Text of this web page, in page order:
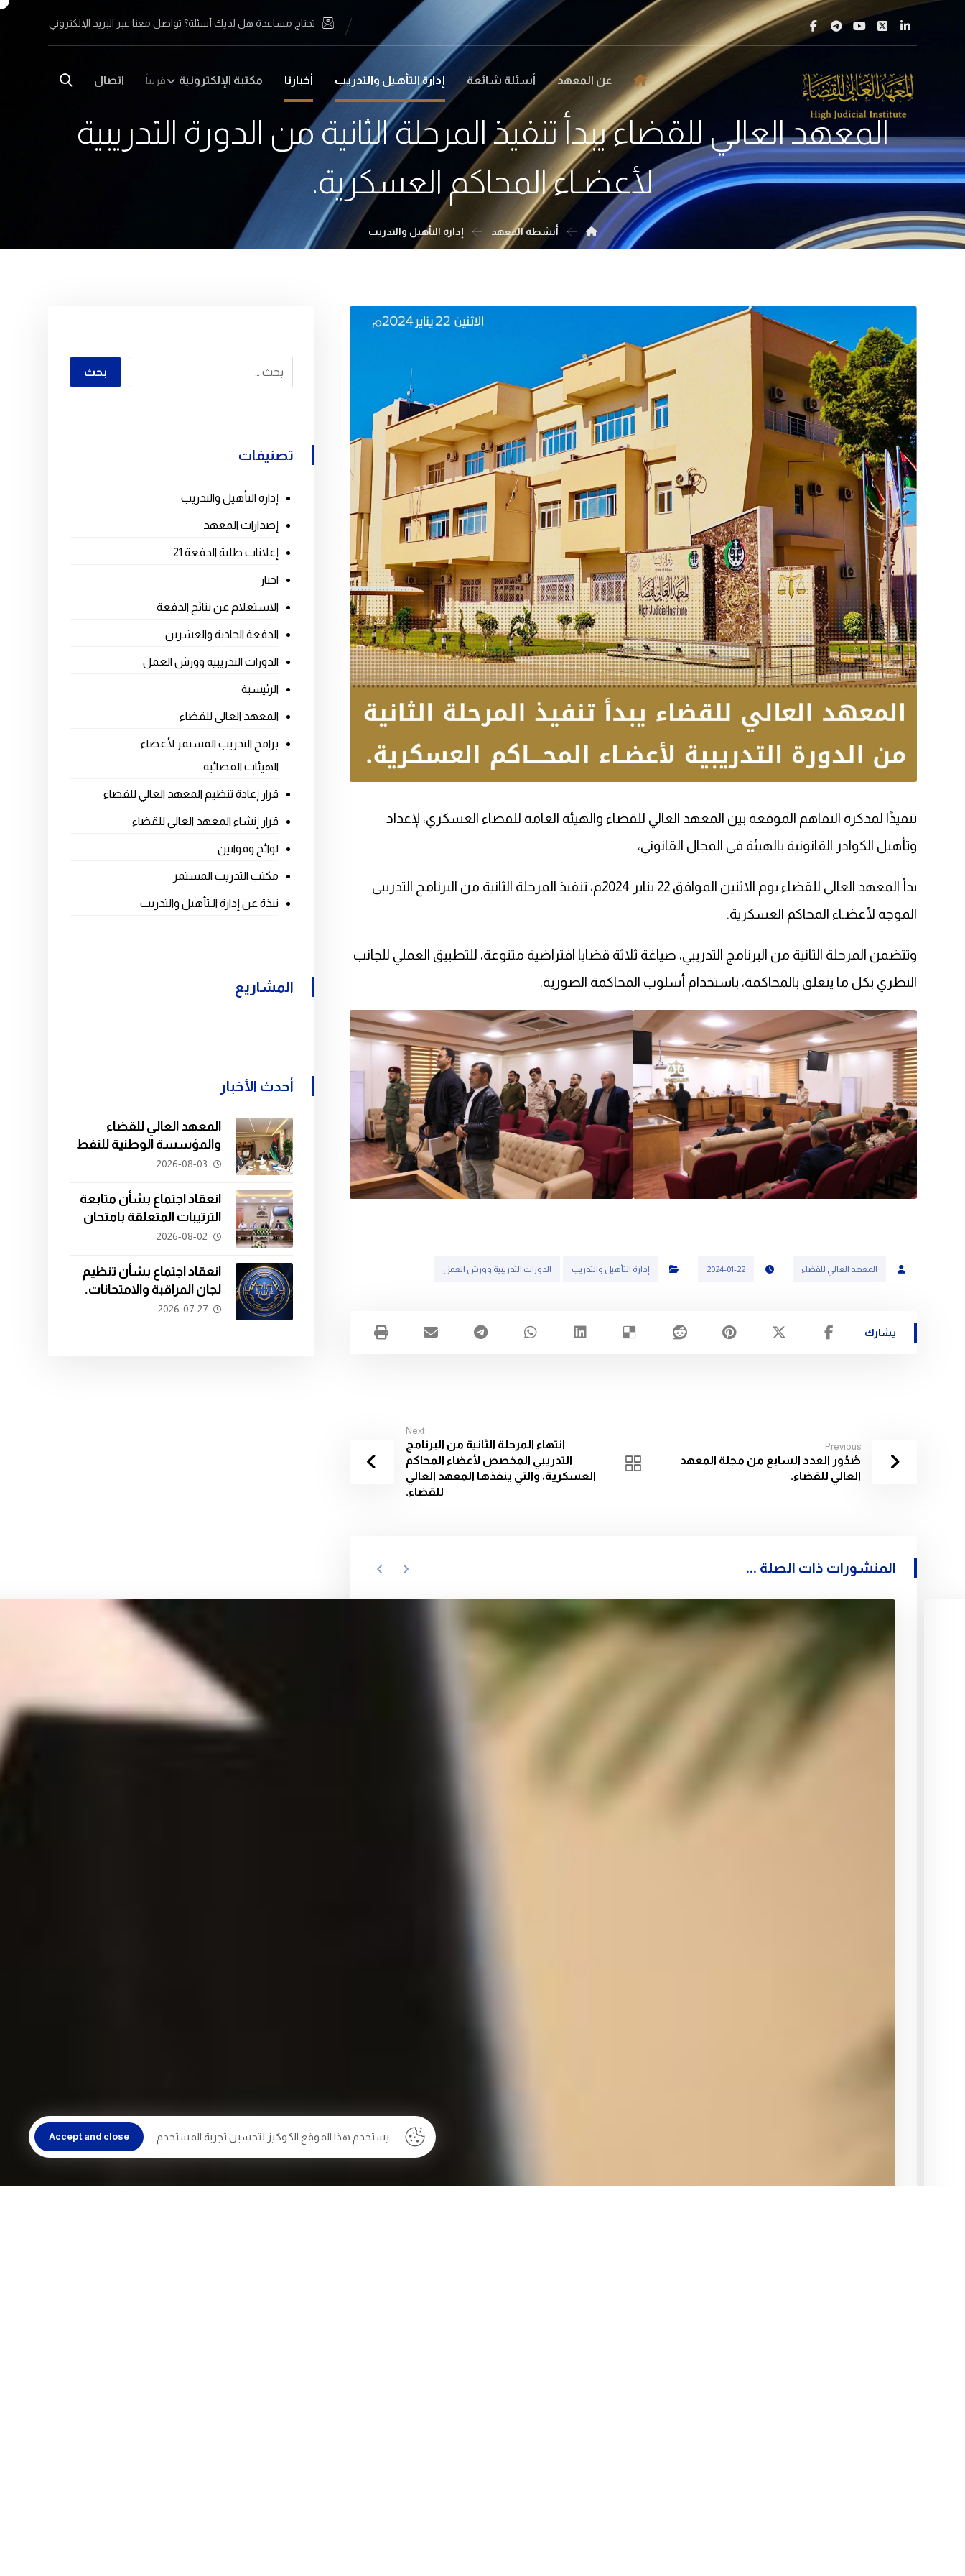
تحتاج مساعدة هل لديك أسئلة؟ تواصل معنا عبر البريد الإلكتروني
عن المعهد أسئلة شائعة إدارة التأهيل والتدريب أخبارنا مكتبة الإلكترونية قريباً اتصال
المعهد العالي للقضاء يبدأ تنفيذ المرحلة الثانية من الدورة التدريبية
لأعضـاء المحاكم العسكرية.
أنشطة المعهد إدارة التأهيل والتدريب
تنفيذًا لمذكرة التفاهم الموقعة بين المعهد العالي للقضاء والهيئة العامة للقضاء العسكري، لإعداد
وتأهيل الكوادر القانونية بالهيئة في المجال القانوني،
بدأ
المعهد العالي للقضاء يوم الاثنين الموافق 22 يناير 2024م، تنفيذ المرحلة الثانية من البرنامج التدريبي
الموجه لأعضـاء المحاكم العسكرية.
وتتضمن المرحلة الثانية من البرنامج التدريبي، صياغة ثلاثة قضايا افتراضية متنوعة، للتطبيق العملي للجانب
النظري بكل ما يتعلق بالمحاكمة، باستخدام أسلوب المحاكمة الصورية.
المعهد العالي للقضاء 2024-01-22 إدارة التأهيل والتدريب الدورات التدريبية وورش العمل
Previous
صُدُور العدد السابع من مجلة المعهد
العالي للقضاء.
Next
انتهاء المرحلة الثانية من البرنامج
التدريبي المخصص لأعضاء المحاكم
العسكرية، والتي ينفذها المعهد العالي
للقضاء.
المنشورات ذات الصلة ...
تصنيفات
إدارة التأهيل والتدريب
إصدارات المعهد
إعلانات طلبة الدفعة 21
اخبار
الاستعلام عن نتائج الدفعة
الدفعة الحادية والعشرين
الدورات التدريبية وورش العمل
الرئيسية
المعهد العالي للقضاء
برامج التدريب المستمر لأعضاء
الهيئات القضائية
قرار إعادة تنظيم المعهد العالي للقضاء
قرار إنشاء المعهد العالي للقضاء
لوائح وقوانين
مكتب التدريب المستمر
نبذة عن إدارة الـتأهيل والتدريب
المشاريع
أحدث الأخبار
المعهد العالي للقضاء
والمؤسسة الوطنية للنفط
يبحثان سبل التعاون في
2026-08-03
انعقاد اجتماع بشأن متابعة
الترتيبات المتعلقة بامتحان
المفاضلة للدفعة الثانية
2026-08-02
انعقاد اجتماع بشأن تنظيم
لجان المراقبة والامتحانات.
2026-07-27
يستخدم هذا الموقع الكوكيز لتحسين تجربة المستخدم. Accept and close